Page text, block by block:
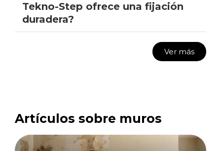
Tekno-Step ofrece una fijación
duradera?
Ver más
Artículos sobre muros